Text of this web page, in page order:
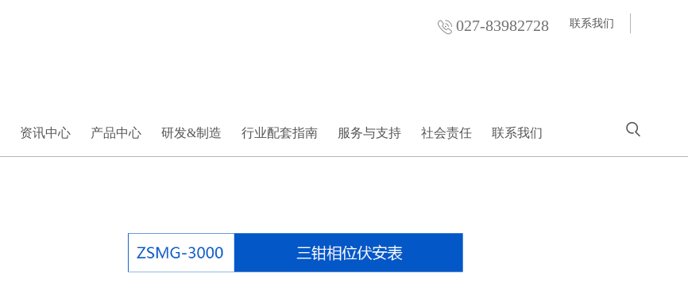
027-83982728 联系我们
资讯中心 产品中心 研发&制造 行业配套指南 服务与支持 社会责任 联系我们